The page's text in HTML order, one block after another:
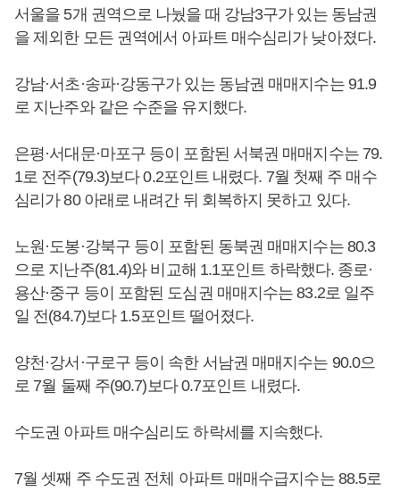
서울을 5개 권역으로 나눴을 때 강남3구가 있는 동남권
을 제외한 모든 권역에서 아파트 매수심리가 낮아졌다.
강남·서초·송파·강동구가 있는 동남권 매매지수는 91.9
로 지난주와 같은 수준을 유지했다.
은평·서대문·마포구 등이 포함된 서북권 매매지수는 79.
1로 전주(79.3)보다 0.2포인트 내렸다. 7월 첫째 주 매수
심리가 80 아래로 내려간 뒤 회복하지 못하고 있다.
노원·도봉·강북구 등이 포함된 동북권 매매지수는 80.3
으로 지난주(81.4)와 비교해 1.1포인트 하락했다. 종로·
용산·중구 등이 포함된 도심권 매매지수는 83.2로 일주
일 전(84.7)보다 1.5포인트 떨어졌다.
양천·강서·구로구 등이 속한 서남권 매매지수는 90.0으
로 7월 둘째 주(90.7)보다 0.7포인트 내렸다.
수도권 아파트 매수심리도 하락세를 지속했다.
7월 셋째 주 수도권 전체 아파트 매매수급지수는 88.5로